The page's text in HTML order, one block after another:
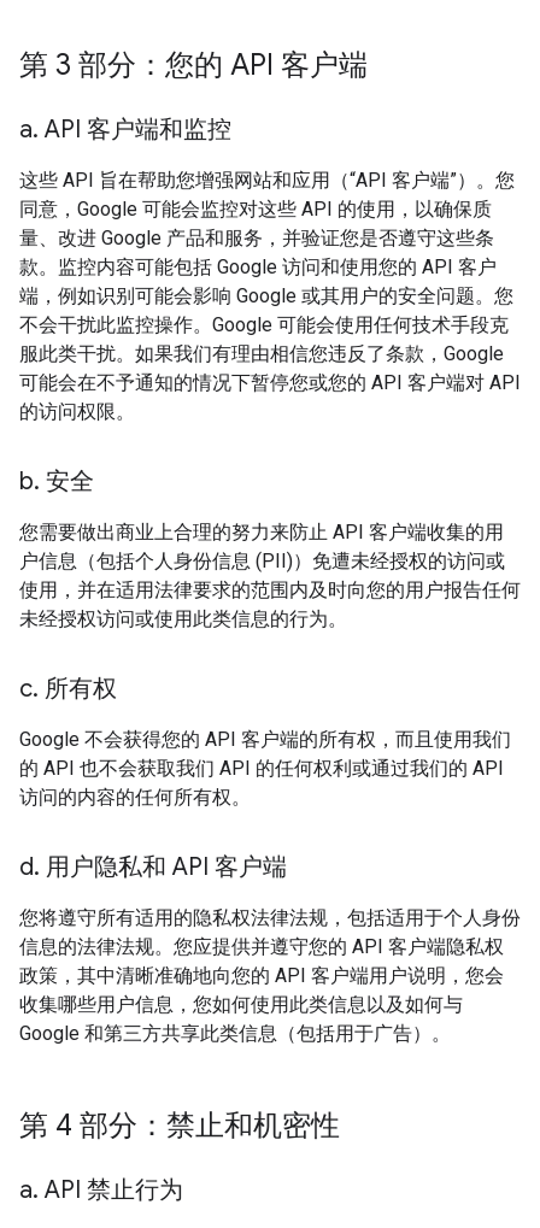
第 3 部分：您的 API 客户端
a. API 客户端和监控
这些 API 旨在帮助您增强网站和应用（“API 客户端”）。您
同意，Google 可能会监控对这些 API 的使用，以确保质
量、改进 Google 产品和服务，并验证您是否遵守这些条
款。监控内容可能包括 Google 访问和使用您的 API 客户
端，例如识别可能会影响 Google 或其用户的安全问题。您
不会干扰此监控操作。Google 可能会使用任何技术手段克
服此类干扰。如果我们有理由相信您违反了条款，Google
可能会在不予通知的情况下暂停您或您的 API 客户端对 API
的访问权限。
b. 安全
您需要做出商业上合理的努力来防止 API 客户端收集的用
户信息（包括个人身份信息 (PII)）免遭未经授权的访问或
使用，并在适用法律要求的范围内及时向您的用户报告任何
未经授权访问或使用此类信息的行为。
c. 所有权
Google 不会获得您的 API 客户端的所有权，而且使用我们
的 API 也不会获取我们 API 的任何权利或通过我们的 API
访问的内容的任何所有权。
d. 用户隐私和 API 客户端
您将遵守所有适用的隐私权法律法规，包括适用于个人身份
信息的法律法规。您应提供并遵守您的 API 客户端隐私权
政策，其中清晰准确地向您的 API 客户端用户说明，您会
收集哪些用户信息，您如何使用此类信息以及如何与
Google 和第三方共享此类信息（包括用于广告）。
第 4 部分：禁止和机密性
a. API 禁止行为